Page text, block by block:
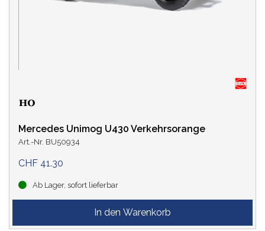
Mercedes Unimog U430 Verkehrsorange
Art.-Nr. BU50934
CHF 41.30
Ab Lager, sofort lieferbar